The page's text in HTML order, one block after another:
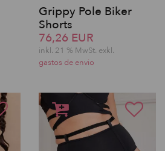
Grippy Pole Biker
Shorts
76,26 EUR
inkl. 21 % MwSt. exkl.
gastos de envio